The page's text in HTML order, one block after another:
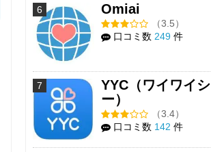
6 Omiai
（3.5）
口コミ数 249 件
7
YYC（ワイワイシ
ー）
（3.4）
口コミ数 142 件